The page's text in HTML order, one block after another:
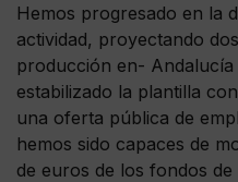
Hemos progresado en la
actividad, proyectando
producción en- Andalucía
estabilizado la plantilla
una oferta pública de
hemos sido capaces de
de euros de los fondos